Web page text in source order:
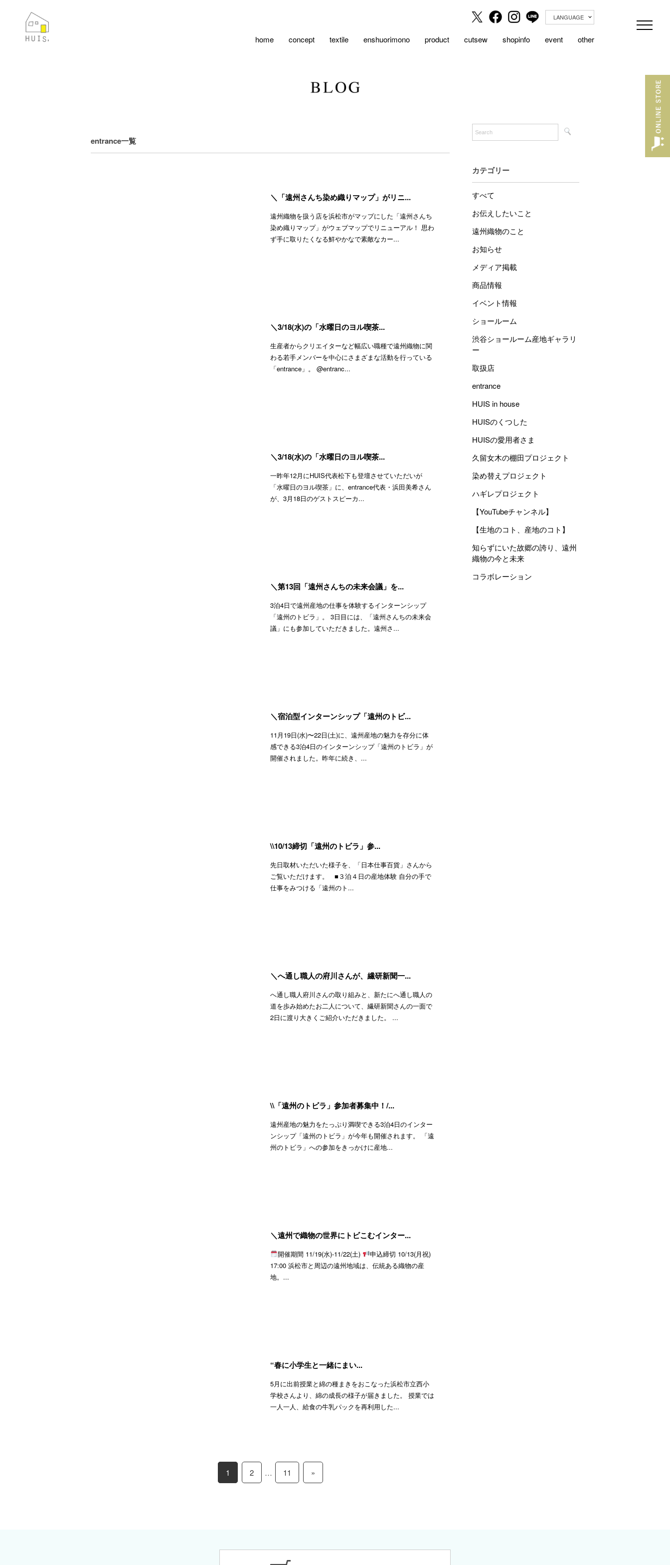
LANGUAGE
home concept textile enshuorimono product cutsew shopinfo event other
entrance一覧
＼「遠州さんち染め織りマップ」がリニ...
遠州織物を扱う店を浜松市がマップにした「遠州さんち
染め織りマップ」がウェブマップでリニューアル！ 思わ
ず手に取りたくなる鮮やかなで素敵なカー...
＼3/18(水)の「水曜日のヨル喫茶...
生産者からクリエイターなど幅広い職種で遠州織物に関
わる若手メンバーを中心にさまざまな活動を行っている
「entrance」。 @entranc...
＼3/18(水)の「水曜日のヨル喫茶...
一昨年12月にHUIS代表松下も登壇させていただいが
「水曜日のヨル喫茶」に、entrance代表・浜田美希さん
が、3月18日のゲストスピーカ...
＼第13回「遠州さんちの未来会議」を...
3泊4日で遠州産地の仕事を体験するインターンシップ
「遠州のトビラ」。 3日目には、「遠州さんちの未来会
議」にも参加していただきました。遠州さ...
＼宿泊型インターンシップ「遠州のトビ...
11月19日(水)〜22日(土)に、遠州産地の魅力を存分に体
感できる3泊4日のインターンシップ「遠州のトビラ」が
開催されました。昨年に続き、...
\\10/13締切「遠州のトビラ」参...
先日取材いただいた様子を、「日本仕事百貨」さんから
ご覧いただけます。 ■３泊４日の産地体験 自分の手で
仕事をみつける「遠州のト...
＼へ通し職人の府川さんが、繊研新聞一...
へ通し職人府川さんの取り組みと、新たにへ通し職人の
道を歩み始めたお二人について、繊研新聞さんの一面で
2日に渡り大きくご紹介いただきました。 ...
\\「遠州のトビラ」参加者募集中！/...
遠州産地の魅力をたっぷり満喫できる3泊4日のインター
ンシップ「遠州のトビラ」が今年も開催されます。 「遠
州のトビラ」への参加をきっかけに産地...
＼遠州で織物の世界にトビこむインター...
開催期間 11/19(水)-11/22(土)
申込締切 10/13(月祝)
17:00 浜松市と周辺の遠州地域は、伝統ある織物の産
地。...
“春に小学生と一緒にまい...
5月に出前授業と綿の種まきをおこなった浜松市立西小
学校さんより、綿の成長の様子が届きました。 授業では
一人一人、給食の牛乳パックを再利用した...
1 2 … 11 »
カテゴリー
すべて
お伝えしたいこと
遠州織物のこと
お知らせ
メディア掲載
商品情報
イベント情報
ショールーム
渋谷ショールーム産地ギャラリ
ー
取扱店
entrance
HUIS in house
HUISのくつした
HUISの愛用者さま
久留女木の棚田プロジェクト
染め替えプロジェクト
ハギレプロジェクト
【YouTubeチャンネル】
【生地のコト、産地のコト】
知らずにいた故郷の誇り、遠州
織物の今と未来
コラボレーション